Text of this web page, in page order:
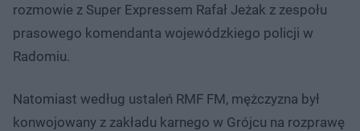
rozmowie z Super Expressem Rafał Jeżak z zespołu
prasowego komendanta wojewódzkiego policji w
Radomiu.
Natomiast według ustaleń RMF FM, mężczyzna był
konwojowany z zakładu karnego w Grójcu na rozprawę